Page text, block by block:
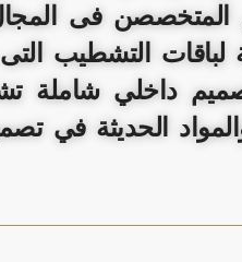
فى
لباقات التشطيب
داخلي شاملة
الحديثة في